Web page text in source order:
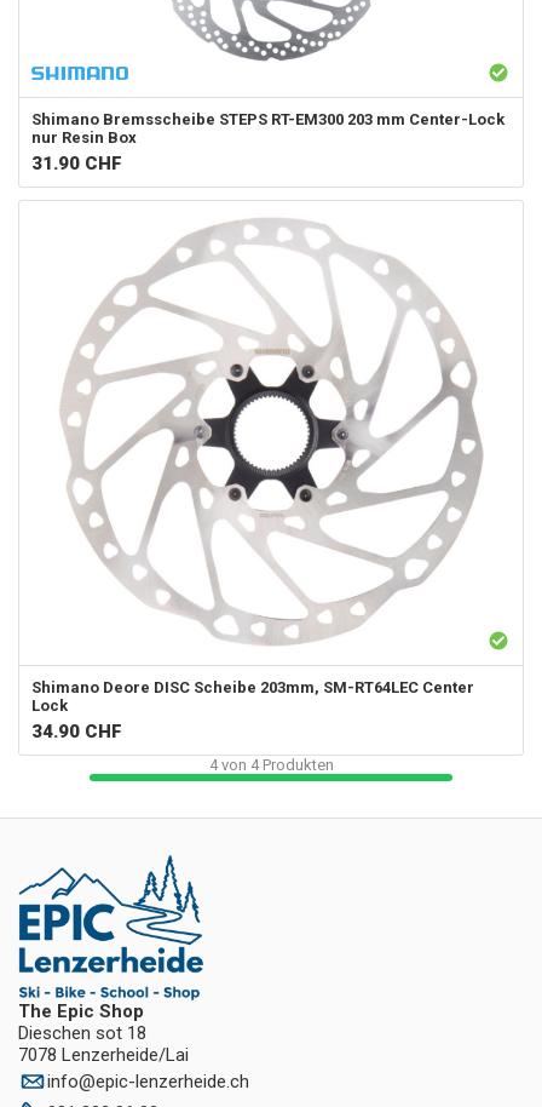
Shimano Bremsscheibe STEPS RT-EM300 203 mm Center-Lock
nur Resin Box
31.90 CHF
Shimano Deore DISC Scheibe 203mm, SM-RT64LEC Center
Lock
34.90 CHF
4von 4Produkten
The Epic Shop
Dieschen sot 18
7078 Lenzerheide/Lai
info@epic-lenzerheide.ch